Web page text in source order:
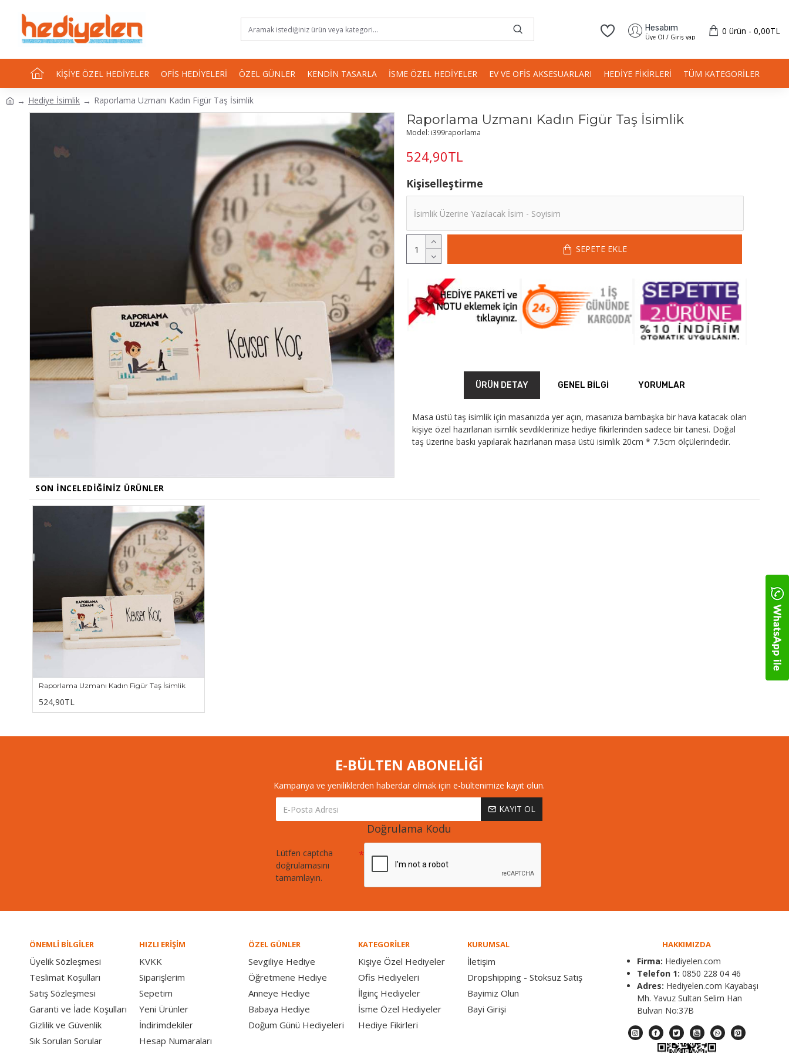
Hesabım
Üye Ol / Giriş yap
0 ürün - 0,00TL
KIŞIYE ÖZEL HEDIYELER OFIS HEDIYELERI ÖZEL GÜNLER KENDIN TASARLA İSME ÖZEL HEDIYELER EV VE OFIS AKSESUARLARI HEDIYE FIKIRLERI TÜM KATEGORILER
Hediye İsimlik Raporlama Uzmanı Kadın Figür Taş İsimlik
Raporlama Uzmanı Kadın Figür Taş İsimlik
524,90TL
Model: i399raporlama
Kişiselleştirme
SEPETE EKLE
ÜRÜN DETAY GENEL BILGI YORUMLAR
Masa üstü taş isimlik için masanızda yer açın, masanıza bambaşka bir hava katacak olan
kişiye özel hazırlanan isimlik sevdiklerinize hediye fikirlerinden sadece bir tanesi. Doğal
taş üzerine baskı yapılarak hazırlanan masa üstü isimlik 20cm * 7.5cm ölçülerindedir.
SON İNCELEDIĞINIZ ÜRÜNLER
Raporlama Uzmanı Kadın Figür Taş İsimlik
524,90TL
E-BÜLTEN ABONELİĞİ
Kampanya ve yeniliklerden haberdar olmak için e-bültenimize kayıt olun.
KAYIT OL
Doğrulama Kodu
Lütfen captcha
doğrulamasını
tamamlayın.
ÖNEMLİ BİLGİLER
Üyelik Sözleşmesi
Teslimat Koşulları
Satış Sözleşmesi
Garanti ve İade Koşulları
Gizlilik ve Güvenlik
Sık Sorulan Sorular
HIZLI ERİŞİM
KVKK
Siparişlerim
Sepetim
Yeni Ürünler
İndirimdekiler
Hesap Numaraları
ÖZEL GÜNLER
Sevgiliye Hediye
Öğretmene Hediye
Anneye Hediye
Babaya Hediye
Doğum Günü Hediyeleri
KATEGORİLER
Kişiye Özel Hediyeler
Ofis Hediyeleri
İlginç Hediyeler
İsme Özel Hediyeler
Hediye Fikirleri
KURUMSAL
İletişim
Dropshipping - Stoksuz Satış
Bayimiz Olun
Bayi Girişi
HAKKIMIZDA
Firma: Hediyelen.com
Telefon 1: 0850 228 04 46
Adres: Hediyelen.com Kayabaşı
Mh. Yavuz Sultan Selim Han
Bulvarı No:37B